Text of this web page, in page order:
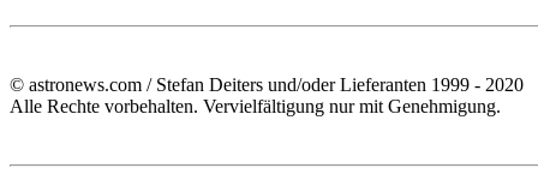
© astronews.com / Stefan Deiters und/oder Lieferanten 1999 - 2020
Alle Rechte vorbehalten. Vervielfältigung nur mit Genehmigung.